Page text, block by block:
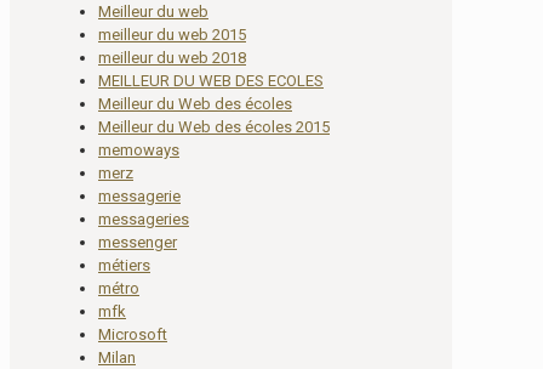
Meilleur du web
meilleur du web 2015
meilleur du web 2018
MEILLEUR DU WEB DES ECOLES
Meilleur du Web des écoles
Meilleur du Web des écoles 2015
memoways
merz
messagerie
messageries
messenger
métiers
métro
mfk
Microsoft
Milan